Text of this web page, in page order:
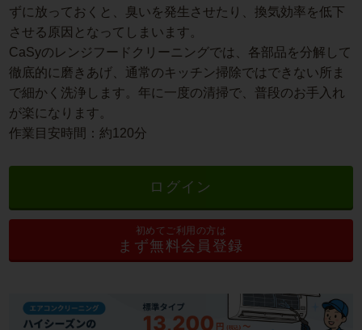
ずに放っておくと、臭いを発生させたり、換気効率を低下
させる原因となってしまいます。
CaSyのレンジフードクリーニングでは、各部品を分解して
徹底的に磨きあげ、通常のキッチン掃除ではできない所ま
で細かく洗浄します。年に一度の清掃で、普段のお手入れ
が楽になります。
作業目安時間：約120分
ログイン
初めてご利用の方は
まず無料会員登録